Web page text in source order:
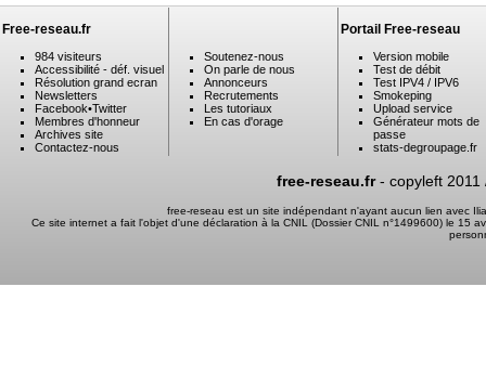
Free-reseau.fr
984 visiteurs
Accessibilité - déf. visuel
Résolution grand ecran
Newsletters
Facebook•Twitter
Membres d'honneur
Archives site
Contactez-nous
Soutenez-nous
On parle de nous
Annonceurs
Recrutements
Les tutoriaux
En cas d'orage
Portail Free-reseau
Version mobile
Test de débit
Test IPV4 / IPV6
Smokeping
Upload service
Générateur mots de
passe
stats-degroupage.fr
free-reseau.fr- copyleft 2011
free-reseau est un site indépendant n'ayant aucun lien avec
Ce site internet a fait l'objet d'une déclaration à la CNIL (Dossier CNIL n°1499600) le 15